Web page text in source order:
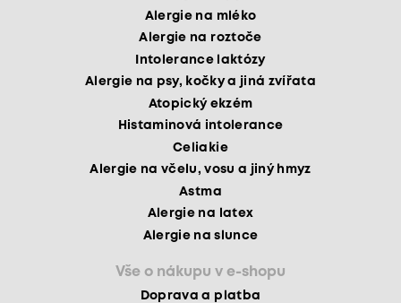
Alergie na mléko
Alergie na roztoče
Intolerance laktózy
Alergie na psy, kočky a jiná zvířata
Atopický ekzém
Histaminová intolerance
Celiakie
Alergie na včelu, vosu a jiný hmyz
Astma
Alergie na latex
Alergie na slunce
Vše o nákupu v e-shopu
Doprava a platba